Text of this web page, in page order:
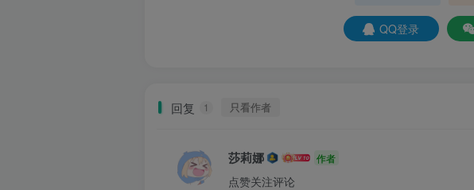
QQ登录
回复 1 只看作者
莎莉娜 作者
点赞关注评论